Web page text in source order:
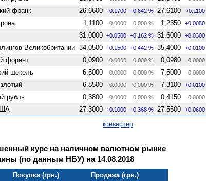
франк 26,6600 +0.1700 +0.642 % 27,6100 +0.1100
1,1100 0.0000 0.000 % 1,2350 +0.0050
31,0000 +0.0500 +0.162 % 31,6000 +0.0300
Велико­британии 34,0500 +0.1500 +0.442 % 35,4000 +0.0100
форинт 0,0900 0.0000 0.000 % 0,0980 0.0000
шекель 6,5000 0.0000 0.000 % 7,5000 0.0000
6,8500 0.0000 0.000 % 7,3100 +0.0100
рубль 0,3800 0.0000 0.000 % 0,4150 0.0000
27,3000 +0.1000 +0.368 % 27,5500 +0.0600
конвертер
курс на наличном валютном рынке
(по данным НБУ) на 14.08.2018
Покупка (грн.)
Продажа (грн.)